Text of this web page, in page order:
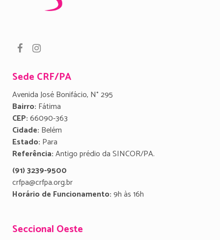
Sede CRF/PA
Avenida José Bonifácio, N° 295
Bairro: Fátima
CEP:66090-363
Cidade: Belém
Estado: Para
Referência:Antigo prédio da SINCOR/PA.
(91) 3239-9500
crfpa@crfpa.org.br
Horário de Funcionamento:9h às 16h
Seccional Oeste